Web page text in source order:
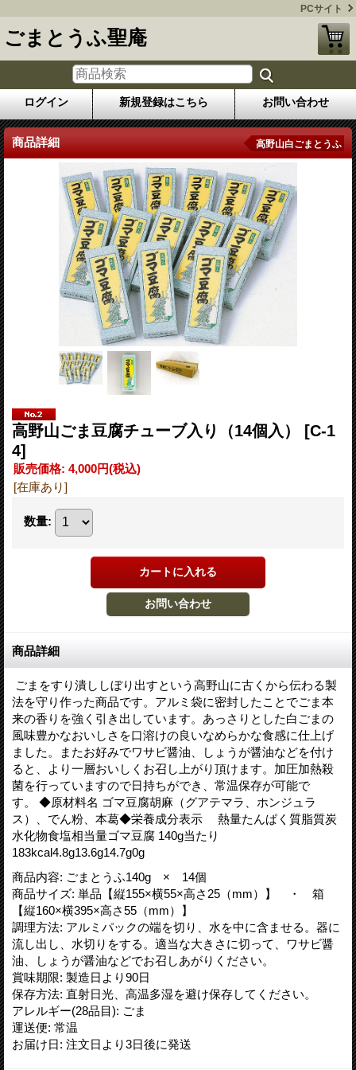
PCサイト
ごまとうふ聖庵
ログイン 新規登録はこちら お問い合わせ
商品詳細 高野山白ごまとうふ
高野山ごま豆腐チューブ入り（14個入）
[C-1
4]
販売価格: 4,000円(税込)
[在庫あり]
数量:
商品詳細
ごまをすり潰ししぼり出すという高野山に古くから伝わる製
法を守り作った商品です。アルミ袋に密封したことでごま本
来の香りを強く引き出しています。あっさりとした白ごまの
風味豊かなおいしさを口溶けの良いなめらかな食感に仕上げ
ました。またお好みでワサビ醤油、しょうが醤油などを付け
ると、より一層おいしくお召し上がり頂けます。加圧加熱殺
菌を行っていますので日持ちができ、常温保存が可能で
す。 ◆原材料名 ゴマ豆腐胡麻（グアテマラ、ホンジュラ
ス）、でん粉、本葛◆栄養成分表示 熱量たんぱく質脂質炭
水化物食塩相当量ゴマ豆腐 140g当たり
183kcal4.8g13.6g14.7g0g
商品内容: ごまとうふ140g × 14個
商品サイズ: 単品【縦155×横55×高さ25（mm）】 ・ 箱
【縦160×横395×高さ55（mm）】
調理方法: アルミパックの端を切り、水を中に含ませる。器に
流し出し、水切りをする。適当な大きさに切って、ワサビ醤
油、しょうが醤油などでお召しあがりください。
賞味期限: 製造日より90日
保存方法: 直射日光、高温多湿を避け保存してください。
アレルギー(28品目): ごま
運送便: 常温
お届け日: 注文日より3日後に発送